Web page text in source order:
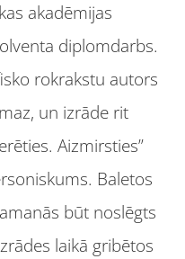
akadēmijas
diplomdarbs.
rokrakstu autors
un izrāde rit
Aizmirsties”
Baletos
būt noslēgts
laikā gribētos